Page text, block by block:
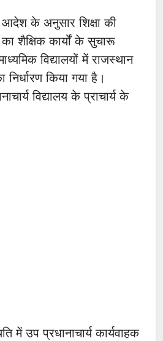
आदेश के अनुसार शिक्षा की
शैक्षिक कार्यों के सुचारू
विद्यालयों में राजस्थान
निर्धारण किया गया है।
विद्यालय के प्राचार्य के
में उप प्रधानाचार्य कार्यवाहक